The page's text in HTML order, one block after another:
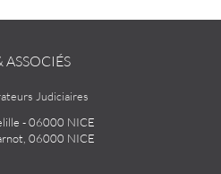
ASSOCIÉS
Judiciaires
- 06000 NICE
06000 NICE